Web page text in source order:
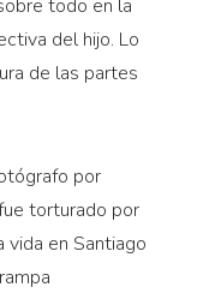
todo en la
del hijo. Lo
de las partes
por
torturado por
vida en Santiago